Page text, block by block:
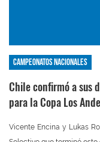
Campeonatos nacionales
Chile confirmó a sus
para la Copa Los
Vicente Encina y Lukas